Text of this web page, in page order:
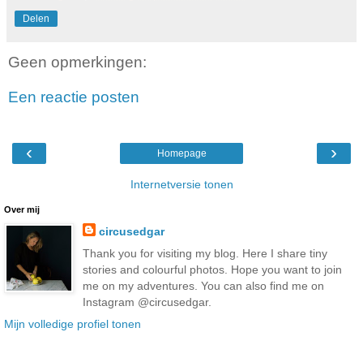
Delen
Geen opmerkingen:
Een reactie posten
‹ ›
Homepage
Internetversie tonen
Over mij
circusedgar
Thank you for visiting my blog. Here I share tiny
stories and colourful photos. Hope you want to join
me on my adventures. You can also find me on
Instagram @circusedgar.
Mijn volledige profiel tonen